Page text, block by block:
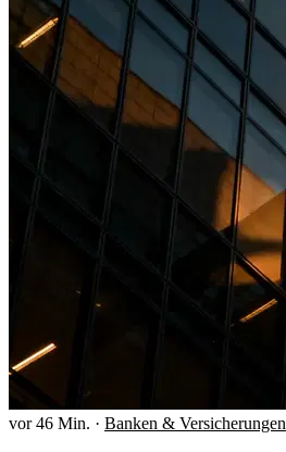
vor 46 Min. · Banken & Versicherungen